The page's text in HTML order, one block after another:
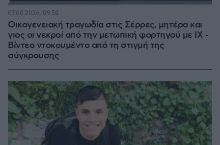
Loaded:
Οικογενειακή τραγωδία στις Σέρρες, μητέρα και
γιος οι νεκροί από την μετωπική φορτηγού με ΙΧ -
Βίντεο ντοκουμέντο από τη στιγμή της
σύγκρουσης
07.08.2026, 09:58